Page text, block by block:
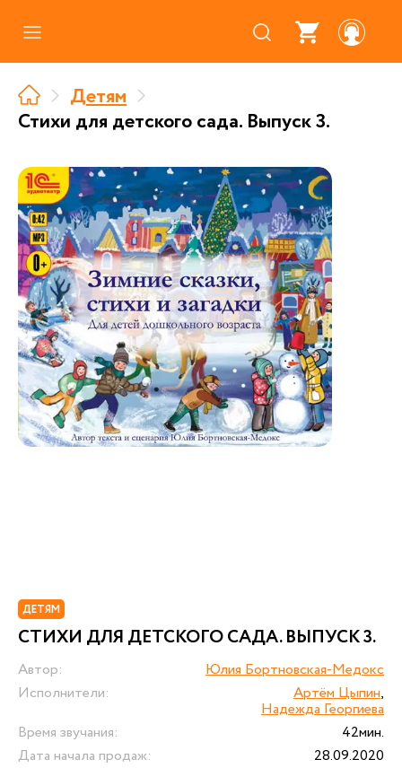
Где купить
О нас
Партнерам
Детям
Стихи для детского сада. Выпуск 3.
ДЕТЯМ
СТИХИ ДЛЯ ДЕТСКОГО САДА. ВЫПУСК 3.
Автор:
Юлия Бортновская-Медокс
Исполнители:
Артём Цыпин,
Надежда Георгиева
Время звучания:
42мин.
Дата начала продаж:
28.09.2020